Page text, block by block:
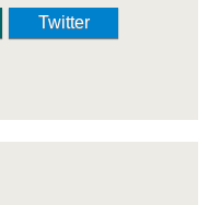
Twitter